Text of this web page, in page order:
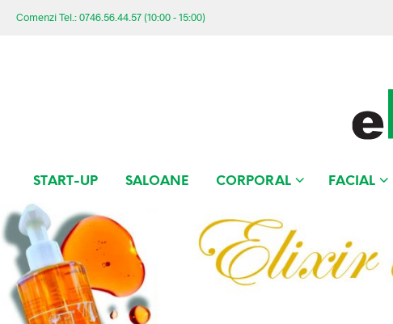
Comenzi Tel.: 0746.56.44.57 (10:00 - 15:00)
START-UP SALOANE CORPORAL FACIAL